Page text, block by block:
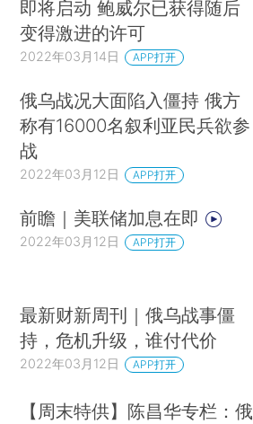
即将启动 鲍威尔已获得随后
变得激进的许可
2022年03月14日 APP打开
俄乌战况大面陷入僵持 俄方
称有16000名叙利亚民兵欲参
战
2022年03月12日 APP打开
前瞻｜美联储加息在即
2022年03月12日 APP打开
最新财新周刊｜俄乌战事僵
持，危机升级，谁付代价
2022年03月12日 APP打开
【周末特供】陈昌华专栏：俄